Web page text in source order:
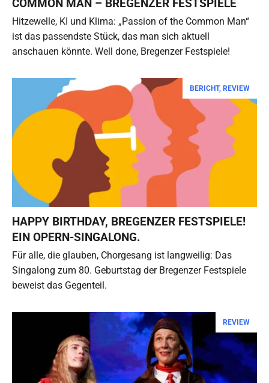
COMMON MAN – BREGENZER FESTSPIELE
Hitzewelle, KI und Klima: „Passion of the Common Man“
ist das passendste Stück, das man sich aktuell
anschauen könnte. Well done, Bregenzer Festspiele!
BERICHT, REVIEW
HAPPY BIRTHDAY, BREGENZER FESTSPIELE!
EIN OPERN-SINGALONG.
Für alle, die glauben, Chorgesang ist langweilig: Das
Singalong zum 80. Geburtstag der Bregenzer Festspiele
beweist das Gegenteil.
REVIEW